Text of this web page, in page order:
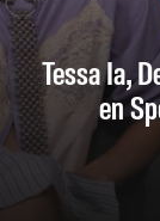
Tessa Ia,
en